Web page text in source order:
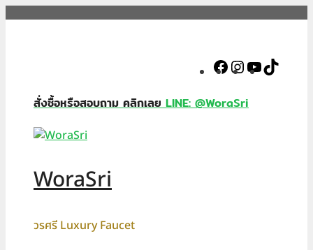
Facebook
Instagram
YouTube
สั่งซื้อหรือสอบถาม คลิกเลยLINE: @WoraSri
WoraSri
วรศรี Luxury Faucet